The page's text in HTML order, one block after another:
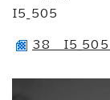
I5_505
38 I5_505